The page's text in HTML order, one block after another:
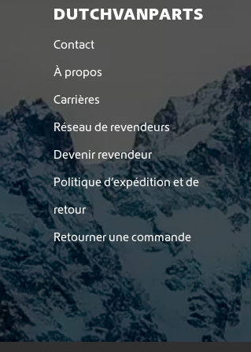
DUTCHVANPARTS
Contact
À propos
Carrières
Réseau de revendeurs
Devenir revendeur
Politique d’expédition et de
retour
Retourner une commande